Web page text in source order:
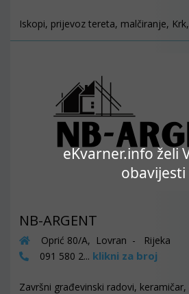
eKvarner.info želi
obavijesti
Iskopi, prijevoz tereta, malčiranje,
NB-ARGENT
Oprić 80/A, Lovran - Rijeka
091 580 2... klikni za broj
Završni građevinski radovi,